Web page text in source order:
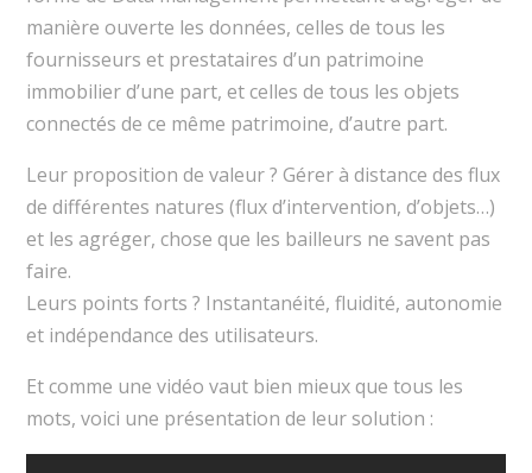
manière ouverte les données, celles de tous les
fournisseurs et prestataires d’un patrimoine
immobilier d’une part, et celles de tous les objets
connectés de ce même patrimoine, d’autre part.
Leur proposition de valeur ? Gérer à distance des flux
de différentes natures (flux d’intervention, d’objets…)
et les agréger, chose que les bailleurs ne savent pas
faire.
Leurs points forts ? Instantanéité, fluidité, autonomie
et indépendance des utilisateurs.
Et comme une vidéo vaut bien mieux que tous les
mots, voici une présentation de leur solution :